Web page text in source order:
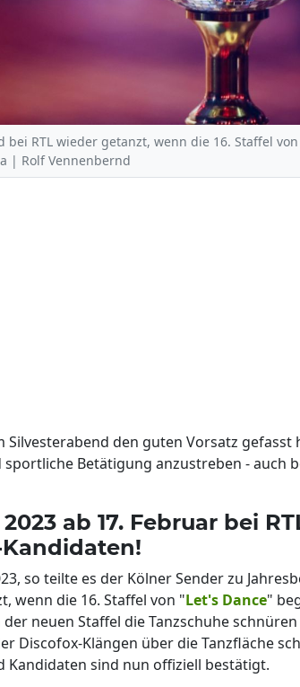
bei RTL wieder getanzt, wenn die 16. Staffel
| Rolf Vennenbernd
den guten Vorsatz gefasst
Betätigung anzustreben - auch
ab 17. Februar bei
so teilte es der Kölner Sender zu
wenn die 16. Staffel von "Let's Dance"
neuen Staffel die Tanzschuhe
Discofox-Klängen über die Tanzfläche
Kandidaten sind nun offiziell bestätigt.